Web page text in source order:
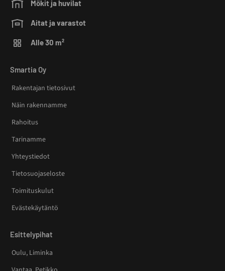
Mökit ja huvilat
Aitat ja varastot
Alle 30 m²
Smartia Oy
Rakentajan tietosivut
Näin rakennamme
Rahoitus
Tarinamme
Yhteystiedot
Tietosuojaseloste
Toimituskulut
Evästekäytäntö
Esittelypihat
Oulu, Liminka